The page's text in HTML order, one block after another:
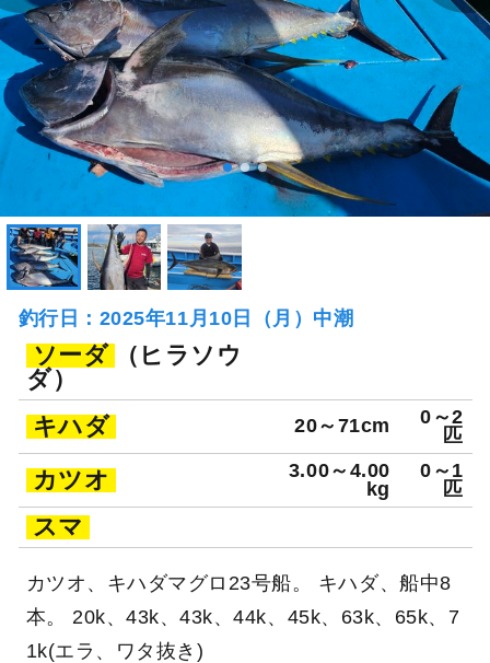
釣行日：2025年11月10日（月）中潮
ソーダ
（ヒラソウ
ダ）
キハダ
20～71cm
0～2
匹
カツオ
3.00～4.00
kg
0～1
匹
スマ
カツオ、キハダマグロ23号船。 キハダ、船中8
本。 20k、43k、43k、44k、45k、63k、65k、7
1k(エラ、ワタ抜き)